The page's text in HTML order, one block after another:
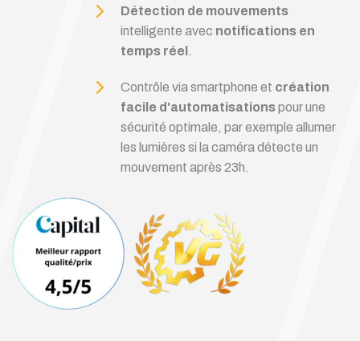
Détection de mouvements
intelligente avec notifications en
temps réel .
Contrôle via smartphone et création
facile d'automatisationspour une
sécurité optimale, par exemple allumer
les lumières si la caméra détecte un
mouvement après 23h.